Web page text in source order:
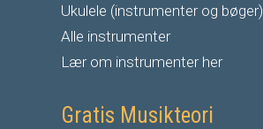
Ukulele (instrumenter og bøger)
Alle instrumenter
Lær om instrumenter her
Gratis Musikteori